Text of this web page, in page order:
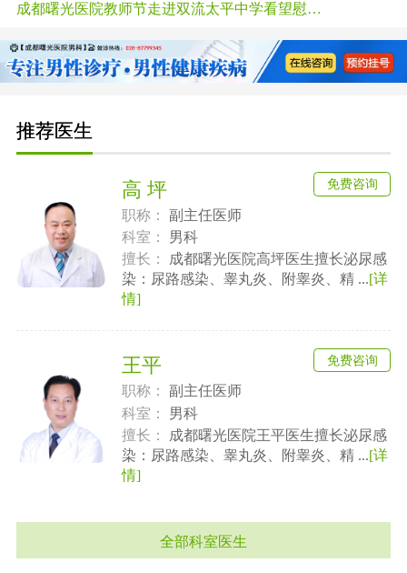
成都曙光医院教师节走进双流太平中学看望慰问退休老教师
推荐医生
高 坪
职称：
副主任医师
科室：
男科
擅长：
成都曙光医院高坪医生擅长泌尿感
染：尿路感染、睾丸炎、附睾炎、精 ...[详
情]
免费咨询
王平
职称：
副主任医师
科室：
男科
擅长：
成都曙光医院王平医生擅长泌尿感
染：尿路感染、睾丸炎、附睾炎、精 ...[详
情]
免费咨询
全部科室医生